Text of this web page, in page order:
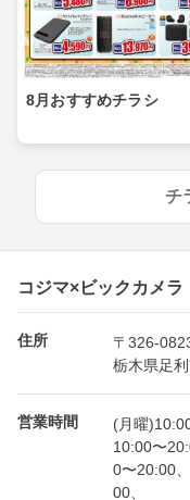
8月おすすめチラシ
チ
コジマ×ビックカメ
住所
〒326-
栃木県足
営業時間
(月曜
10:00〜
0〜20:00
00、